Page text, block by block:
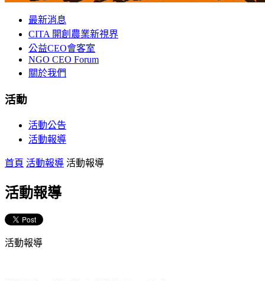
最新消息
CITA 開創農業新視界
公益CEO會客室
NGO CEO Forum
關於我們
活動
活動公告
活動報導
首頁 活動報導 活動報導
活動報導
活動報導